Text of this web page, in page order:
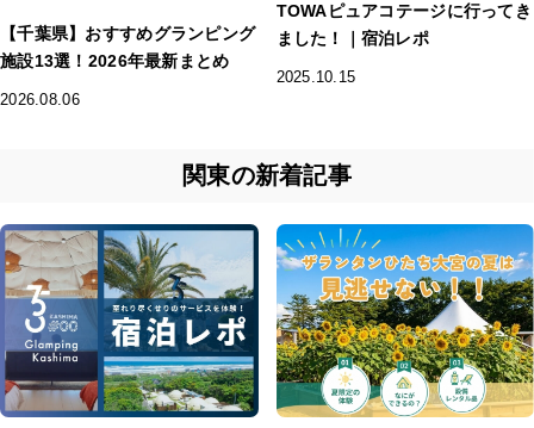
【千葉県】おすすめグランピング
施設13選！2026年最新まとめ
2026.08.06
TOWAピュアコテージに行ってき
ました！｜宿泊レポ
2025.10.15
関東の新着記事